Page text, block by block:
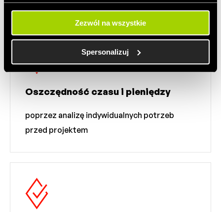
otrzymanymi od Ciebie lub uzyskanymi podczas
Zezwól na wszystkie
Spersonalizuj
Oszczędność czasu i pieniędzy
poprzez analizę indywidualnych potrzeb
przed projektem